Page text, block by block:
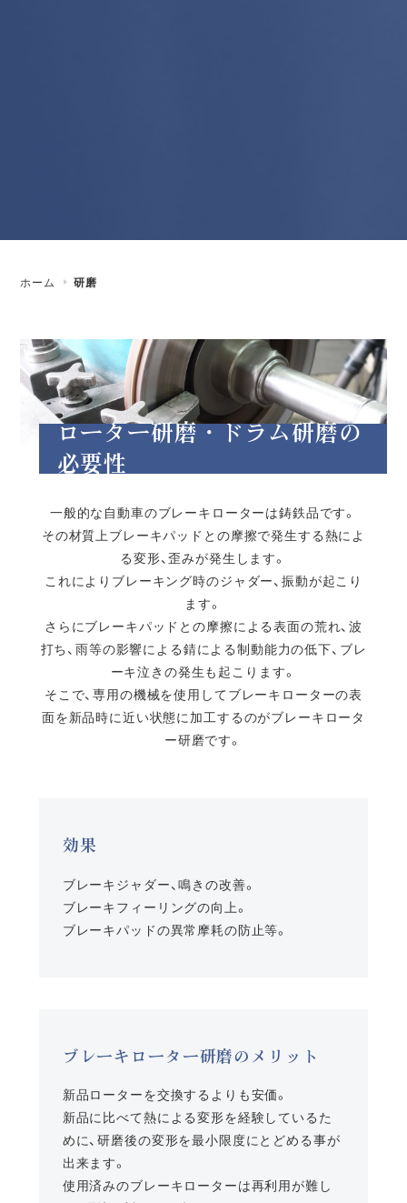
ホーム 研磨
ローター研磨・ドラム研磨の
必要性
一般的な自動車のブレーキローターは鋳鉄品です。
その材質上ブレーキパッドとの摩擦で発生する熱によ
る変形、歪みが発生します。
これによりブレーキング時のジャダー、振動が起こり
ます。
さらにブレーキパッドとの摩擦による表面の荒れ、波
打ち、雨等の影響による錆による制動能力の低下、ブレ
ーキ泣きの発生も起こります。
そこで、専用の機械を使用してブレーキローターの表
面を新品時に近い状態に加工するのがブレーキロータ
ー研磨です。
効果
ブレーキジャダー、鳴きの改善。
ブレーキフィーリングの向上。
ブレーキパッドの異常摩耗の防止等。
ブレーキローター研磨のメリット
新品ローターを交換するよりも安価。
新品に比べて熱による変形を経験しているた
めに、研磨後の変形を最小限度にとどめる事が
出来ます。
使用済みのブレーキローターは再利用が難し